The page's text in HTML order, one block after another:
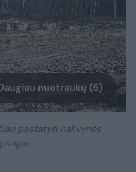
nuotraukų (5)
pastatyti nakvynės